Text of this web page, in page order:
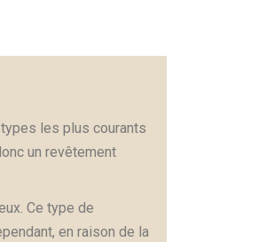
les plus courants
un revêtement
Ce type de
en raison de la